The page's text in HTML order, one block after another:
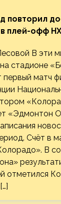
повторил
в плей-офф
В эти
стадионе
первый матч
«Эдмонтон
Счёт в
В
отметился